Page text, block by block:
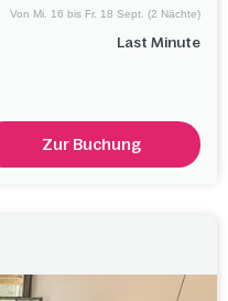
Last Minute
Von Mi. 16 bis Fr. 18 Sept. (2 Nächte)
Zur Buchung